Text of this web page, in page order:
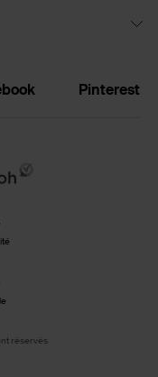
Pinterest
réservés